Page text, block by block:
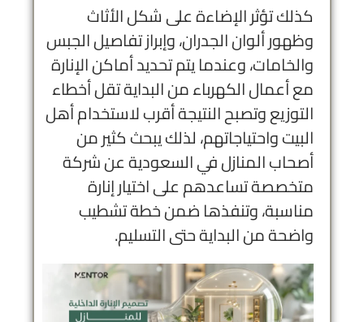
كذلك تؤثر الإضاءة على شكل الأثاث
وظهور ألوان الجدران، وإبراز تفاصيل الجبس
والخامات، وعندما يتم تحديد أماكن الإنارة
مع أعمال الكهرباء من البداية تقل أخطاء
التوزيع وتصبح النتيجة أقرب لاستخدام أهل
البيت واحتياجاتهم، لذلك يبحث كثير من
أصحاب المنازل في السعودية عن شركة
متخصصة تساعدهم على اختيار إنارة
مناسبة، وتنفذها ضمن خطة تشطيب
واضحة من البداية حتى التسليم.